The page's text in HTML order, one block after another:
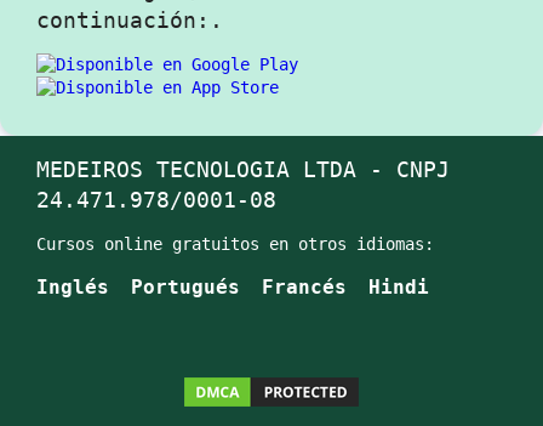
continuación:.
MEDEIROS TECNOLOGIA LTDA - CNPJ
24.471.978/0001-08
Cursos online gratuitos en otros idiomas:
Inglés Portugués Francés Hindi